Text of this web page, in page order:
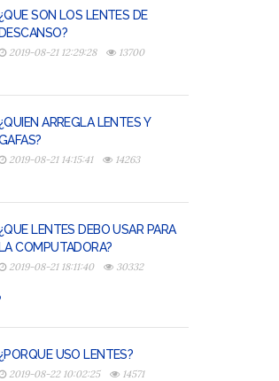
¿QUE SON LOS LENTES DE
DESCANSO?
2019-08-21 12:29:28 13700
¿QUIEN ARREGLA LENTES Y
2019-08-21 14:15:41 14263
¿QUE LENTES DEBO USAR PARA
LA COMPUTADORA?
2019-08-21 18:11:40 30332
¿PORQUE USO LENTES?
2019-08-22 10:02:25 14571